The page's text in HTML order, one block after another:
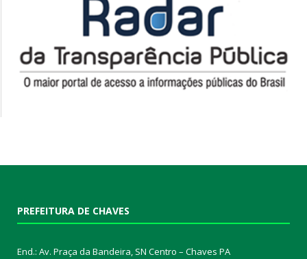
PREFEITURA DE CHAVES
End.: Av. Praça da Bandeira, SN Centro – Chaves PA